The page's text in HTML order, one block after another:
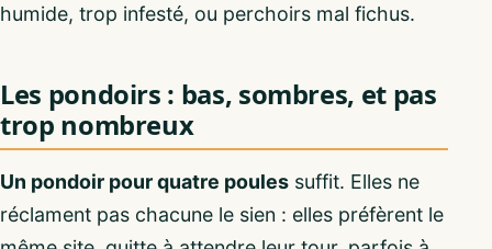
humide, trop infesté, ou perchoirs mal fichus.
Les pondoirs : bas, sombres, et pas
trop nombreux
Un pondoir pour quatre poules suffit. Elles ne
réclament pas chacune le sien : elles préfèrent le